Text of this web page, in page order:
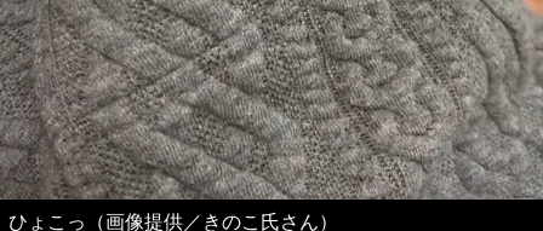
ひょこっ（画像提供／きのこ氏さん）